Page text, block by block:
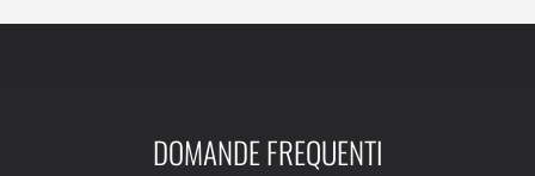
DOMANDE FREQUENTI